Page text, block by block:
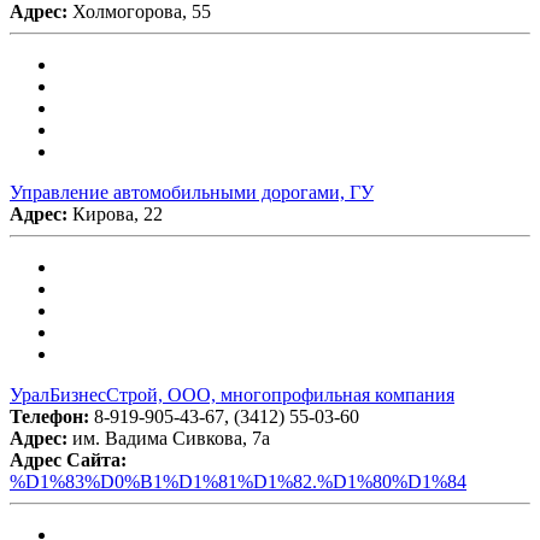
Адрес: Холмогорова, 55
Управление автомобильными дорогами, ГУ
Адрес: Кирова, 22
УралБизнесСтрой, ООО, многопрофильная компания
Телефон: 8-919-905-43-67, (3412) 55-03-60
Адрес: им. Вадима Сивкова, 7а
Адрес Сайта:
%D1%83%D0%B1%D1%81%D1%82.%D1%80%D1%84